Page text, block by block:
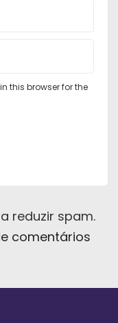
this browser for the
reduzir spam.
comentários